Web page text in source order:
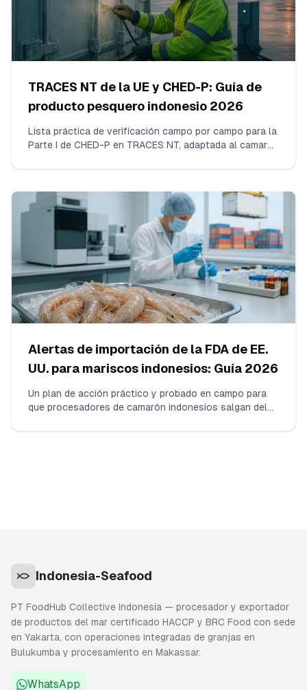
TRACES NT de la UE y CHED-P: Guía de
producto pesquero indonesio 2026
Lista práctica de verificación campo por campo para la
Parte I de CHED-P en TRACES NT, adaptada al camarón
plazos y errores que provocan retenciones en el BCP.
Alertas de importación de la FDA de EE.
UU. para mariscos indonesios: Guía 2026
Un plan de acción práctico y probado en campo para
que procesadores de camarón indonesios salgan del
Indonesia-Seafood
PT FoodHub Collective Indonesia — procesador y exportador
de productos del mar certificado HACCP y BRC Food con sede
en Yakarta, con operaciones integradas de granjas en
Bulukumba y procesamiento en Makassar.
WhatsApp